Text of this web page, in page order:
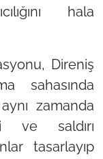
hala
Direniş
sahasında
zamanda
ve saldırı
tasarlayıp